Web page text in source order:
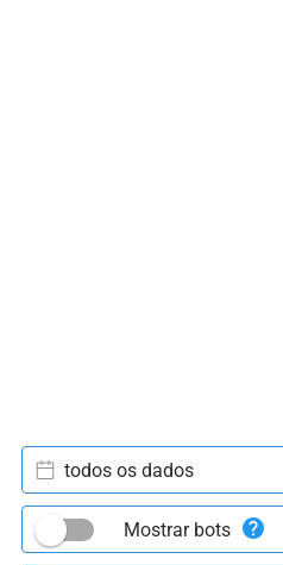
todos os dados
Mostrar bots